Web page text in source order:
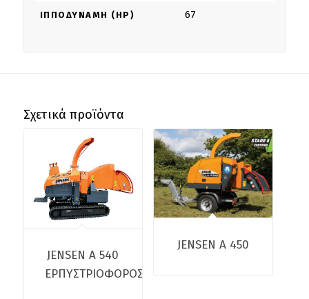
ΙΠΠΟΔΎΝΑΜΗ (HP) 67
Σχετικά προϊόντα
JENSEN A 540
ΕΡΠΥΣΤΡΙΟΦΟΡΟΣ
JENSEN A 450